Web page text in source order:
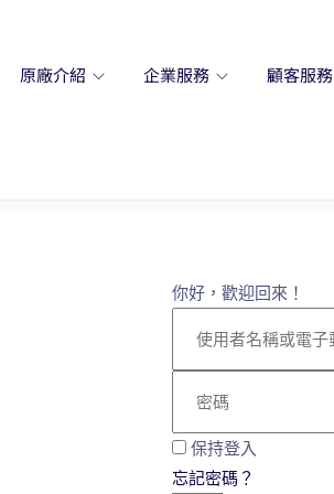
原廠介紹 企業服務 顧客服務
你好，歡迎回來！
保持登入
忘記密碼？